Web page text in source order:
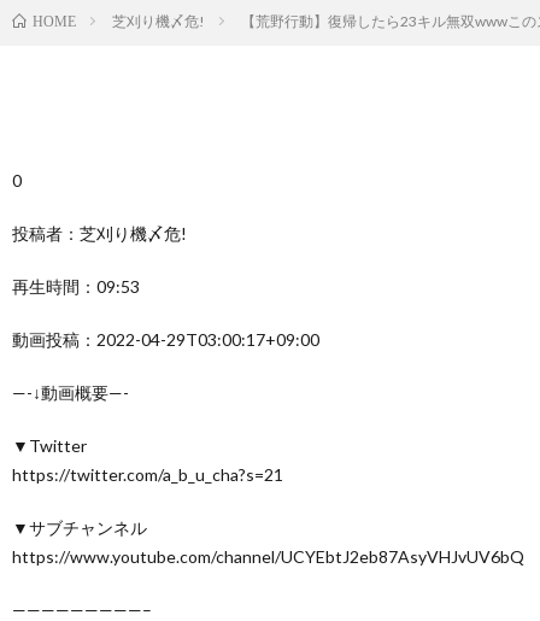
HOME 芝刈り機〆危! 【荒野行動】復帰したら23キル無双wwwこ
0
投稿者：芝刈り機〆危!
再生時間：09:53
動画投稿：2022-04-29T03:00:17+09:00
—-↓動画概要—-
▼Twitter
https://twitter.com/a_b_u_cha?s=21
▼サブチャンネル
https://www.youtube.com/channel/UCYEbtJ2eb87AsyVHJvUV6bQ
—————————–